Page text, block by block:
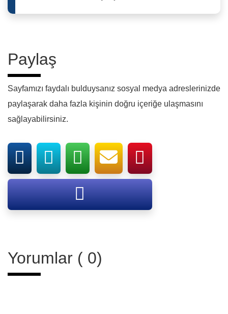
Paylaş
Sayfamızı faydalı bulduysanız sosyal medya adreslerinizde
paylaşarak daha fazla kişinin doğru içeriğe ulaşmasını
sağlayabilirsiniz.
Yorumlar ( 0)